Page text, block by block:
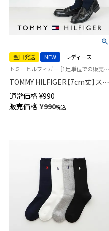
翌日発送 NEW
レディース
トミーヒルフィガー ［1足単位での販売です］ 制服 学校
TOMMY HILFIGER【7cm丈】スク
ールソックス ワンポイント 両
面刺繍 レディース ショート丈
ソックス 【365日最短翌日発送】
通常価格 ¥990
販売価格 ¥990税込